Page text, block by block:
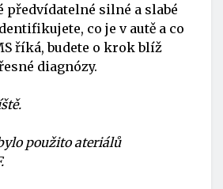
předvídatelné silné a slabé
co je v autě a co
říká, budete o krok blíž
diagnózy.
použito ateriálů